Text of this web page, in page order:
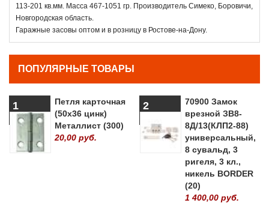
113-201 кв.мм. Масса 467-1051 гр. Производитель Симеко, Боровичи,
Новгородская область.
Гаражные засовы оптом и в розницу в Ростове-на-Дону.
ПОПУЛЯРНЫЕ ТОВАРЫ
1
Петля карточная
(50х36 цинк)
Металлист (300)
20,00 руб.
2
70900 Замок
врезной ЗВ8-
8Д/13(КЛП2-88)
универсальный,
8 сувальд, 3
ригеля, 3 кл.,
никель BORDER
(20)
1 400,00 руб.